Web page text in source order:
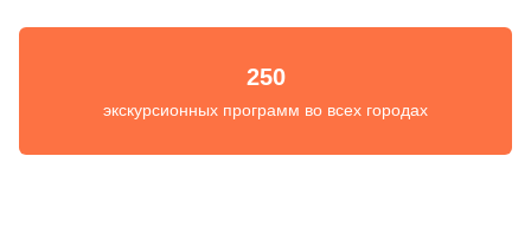
250
экскурсионных программ во всех городах